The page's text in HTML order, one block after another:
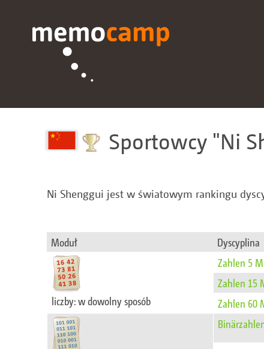
Sportowcy Ni
Ni Shenggui jest w światowym rankingu
Moduł Dyscyplina
liczby: w dowolny sposób
Zahlen 5
Zahlen 15
Zahlen 60